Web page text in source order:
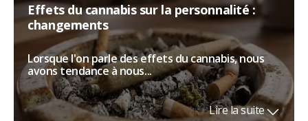
Effets du cannabis sur la personnalité :
changements
Lorsque l'on parle des effets du cannabis, nous
avons tendance à nous...
Lire la suite